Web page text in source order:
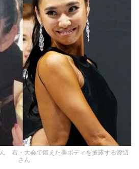
右・大会で鍛えた美ボディを披露する渡辺
さん